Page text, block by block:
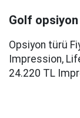
Golf opsiyon
Opsiyon türü
Impression,
24.220 TL